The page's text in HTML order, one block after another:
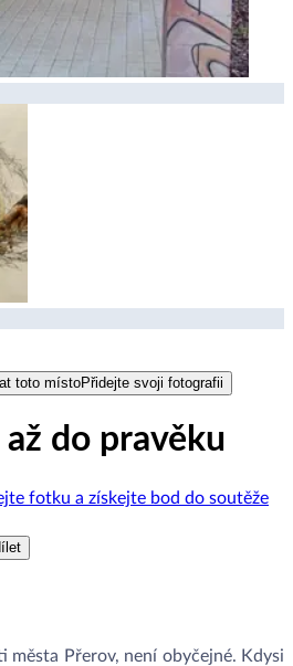
toto místoPřidejte svoji fotografii
do pravěku
fotku a získejte bod do soutěže
města Přerov, není obyčejné. Kdysi